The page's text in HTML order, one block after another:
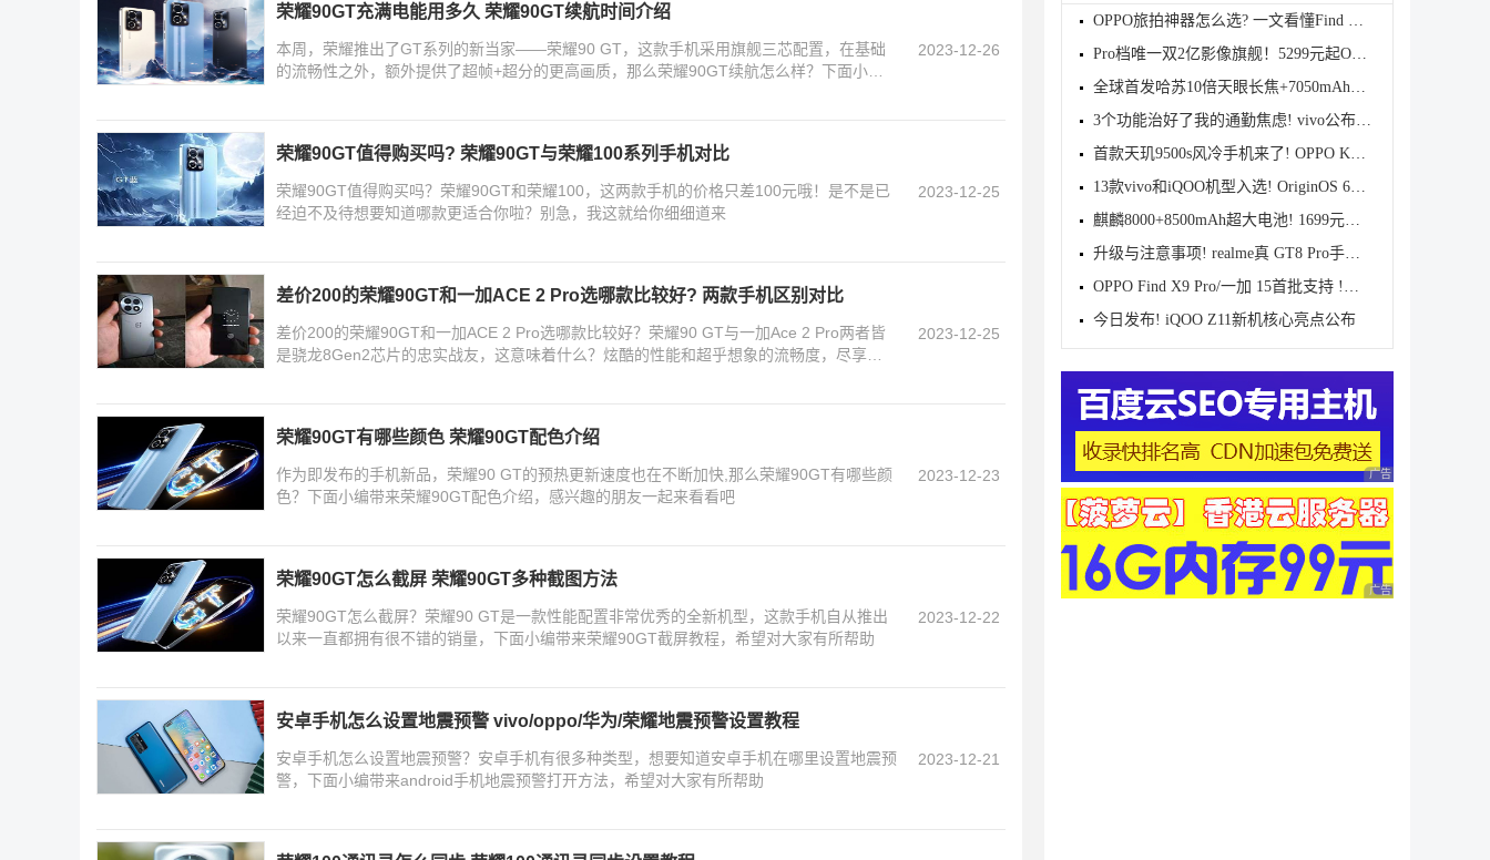
荣耀90GT充满电能用多久 荣耀90GT续航时间介绍
本周，荣耀推出了GT系列的新当家——荣耀90 GT，这款手机采用旗舰三芯配置，在基础
的流畅性之外，额外提供了超帧+超分的更高画质，那么荣耀90GT续航怎么样？下面小编
2023-12-26
荣耀90GT值得购买吗? 荣耀90GT与荣耀100系列手机对比
荣耀90GT值得购买吗？荣耀90GT和荣耀100，这两款手机的价格只差100元哦！是不是已
经迫不及待想要知道哪款更适合你啦？别急，我这就给你细细道来
2023-12-25
差价200的荣耀90GT和一加ACE 2 Pro选哪款比较好? 两款手机区别对比
差价200的荣耀90GT和一加ACE 2 Pro选哪款比较好？荣耀90 GT与一加Ace 2 Pro两者皆
是骁龙8Gen2芯片的忠实战友，这意味着什么？炫酷的性能和超乎想象的流畅度，尽享游
2023-12-25
荣耀90GT有哪些颜色 荣耀90GT配色介绍
作为即发布的手机新品，荣耀90 GT的预热更新速度也在不断加快,那么荣耀90GT有哪些颜
色？下面小编带来荣耀90GT配色介绍，感兴趣的朋友一起来看看吧
2023-12-23
荣耀90GT怎么截屏 荣耀90GT多种截图方法
荣耀90GT怎么截屏？荣耀90 GT是一款性能配置非常优秀的全新机型，这款手机自从推出
以来一直都拥有很不错的销量，下面小编带来荣耀90GT截屏教程，希望对大家有所帮助
2023-12-22
安卓手机怎么设置地震预警 vivo/oppo/华为/荣耀地震预警设置教程
安卓手机怎么设置地震预警？安卓手机有很多种类型，想要知道安卓手机在哪里设置地震预
警，下面小编带来android手机地震预警打开方法，希望对大家有所帮助
2023-12-21
OPPO旅拍神器怎么选? 一文看懂Find X9s Pro和Find X9
Pro档唯一双2亿影像旗舰！5299元起OPPO Find X9s Pro
全球首发哈苏10倍天眼长焦+7050mAh电池! 7499元起OPPO
3个功能治好了我的通勤焦虑! vivo公布OriginOS 6四月
首款天玑9500s风冷手机来了! OPPO K15 Pro系列正式发
13款vivo和iQOO机型入选! OriginOS 6新一轮公测开启招
麒麟8000+8500mAh超大电池! 1699元起华为畅享90 Pro M
升级与注意事项! realme真 GT8 Pro手机适配Android 17
OPPO Find X9 Pro/一加 15首批支持 !基于Android 17 B
今日发布! iQOO Z11新机核心亮点公布
广告 商业广告，理性
广告 商业广告，理性